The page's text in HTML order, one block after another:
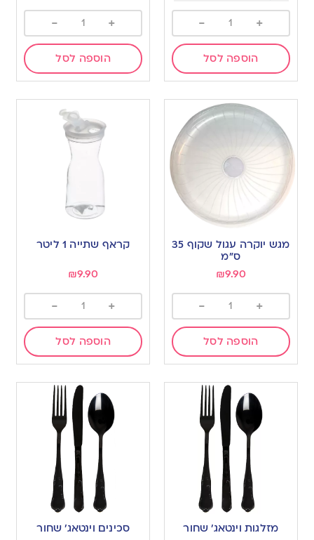
+
-
הוספה לסל
+
-
הוספה לסל
מגש יוקרה עגול שקוף 35
ס”מ
₪9.90
+
-
הוספה לסל
קראף שתייה 1 ליטר
₪9.90
+
-
הוספה לסל
מזלגות וינטאג’ שחור
סכינים וינטאג’ שחור